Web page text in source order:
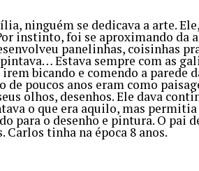
ninguém se dedicava a arte.
instinto, foi se aproximando da
panelinhas, coisinhas
Estava sempre com as
bicando e comendo a parede
de poucos anos eram como
olhos, desenhos. Ele dava
o que era aquilo, mas permitia
para o desenho e pintura. O pai
Carlos tinha na época 8 anos.